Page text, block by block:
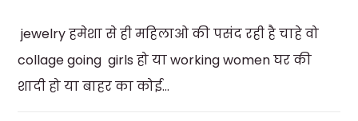
jewelry हमेशा से ही महिलाओ की पसंद रही है चाहे वो
collage going girls हो या working women घर की
शादी हो या बाहर का कोई…